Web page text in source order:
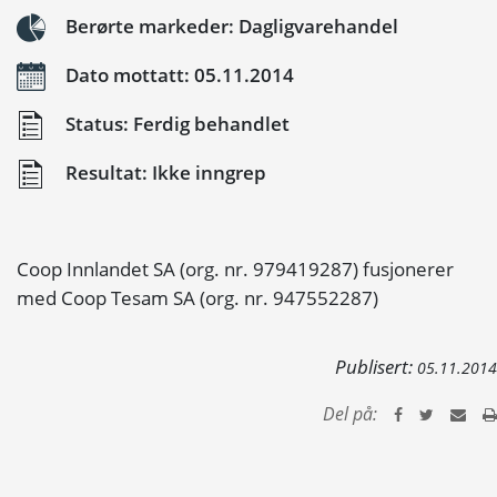
Berørte markeder: Dagligvarehandel
Dato mottatt: 05.11.2014
Status: Ferdig behandlet
Resultat: Ikke inngrep
Coop Innlandet SA (org. nr. 979419287) fusjonerer
med Coop Tesam SA (org. nr. 947552287)
Publisert: 05.11.2014
Del på: